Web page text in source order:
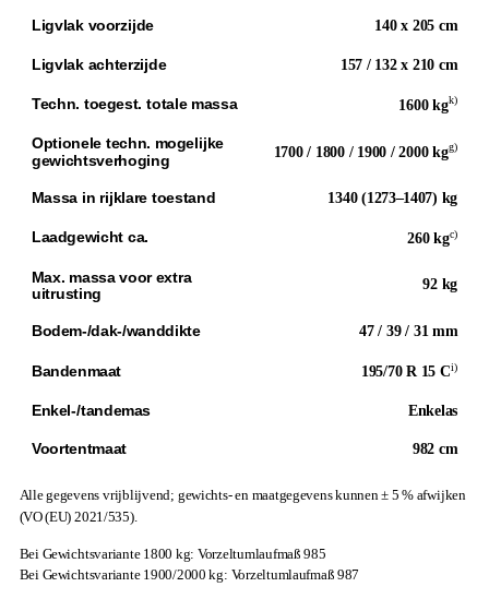
Ligvlak voorzijde 140 x 205 cm
Ligvlak achterzijde 157 / 132 x 210 cm
Techn. toegest. totale massa 1600 kgk)
Optionele techn. mogelijke
gewichtsverhoging
1700 / 1800 / 1900 / 2000 kgg)
Massa in rijklare toestand 1340 (1273–1407) kg
Laadgewicht ca. 260 kgc)
Max. massa voor extra
uitrusting
92 kg
Bodem-/dak-/wanddikte 47 / 39 / 31 mm
Bandenmaat 195/70 R 15 Ci)
Enkel-/tandemas Enkelas
Voortentmaat 982 cm
Alle gegevens vrijblijvend; gewichts- en maatgegevens kunnen ± 5 % afwijken
(VO (EU) 2021/535).
Bei Gewichtsvariante 1800 kg: Vorzeltumlaufmaß 985
Bei Gewichtsvariante 1900/2000 kg: Vorzeltumlaufmaß 987